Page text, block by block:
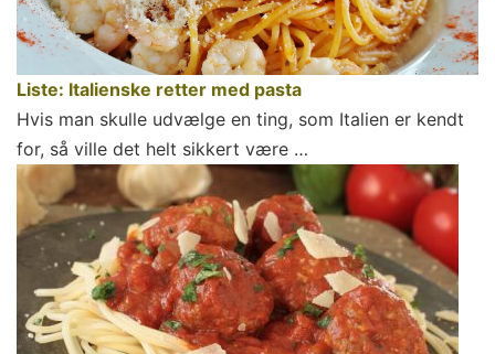
Liste: Italienske retter med pasta
Hvis man skulle udvælge en ting, som Italien er kendt
for, så ville det helt sikkert være …